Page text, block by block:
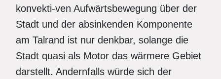
konvekti-ven Aufwärtsbewegung über der
Stadt und der absinkenden Komponente
am Talrand ist nur denkbar, solange die
Stadt quasi als Motor das wärmere Gebiet
darstellt. Andernfalls würde sich der